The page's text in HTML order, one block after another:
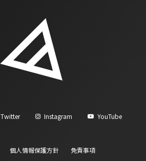
Twitter Instagram YouTube
個人情報保護方針 免責事項